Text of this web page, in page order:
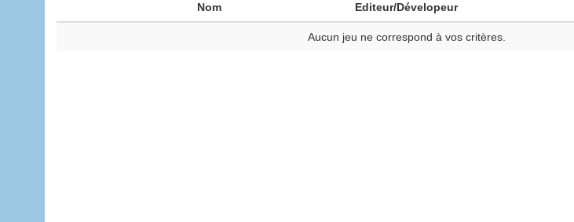
Nom Editeur/Dévelopeur
Aucun jeu ne correspond à vos critères.